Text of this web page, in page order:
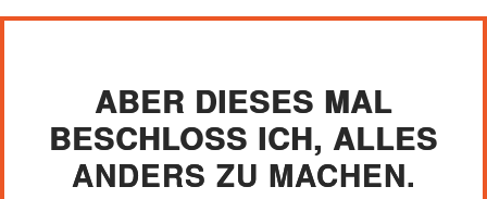
ABER DIESES MAL
BESCHLOSS ICH, ALLES
ANDERS ZU MACHEN.